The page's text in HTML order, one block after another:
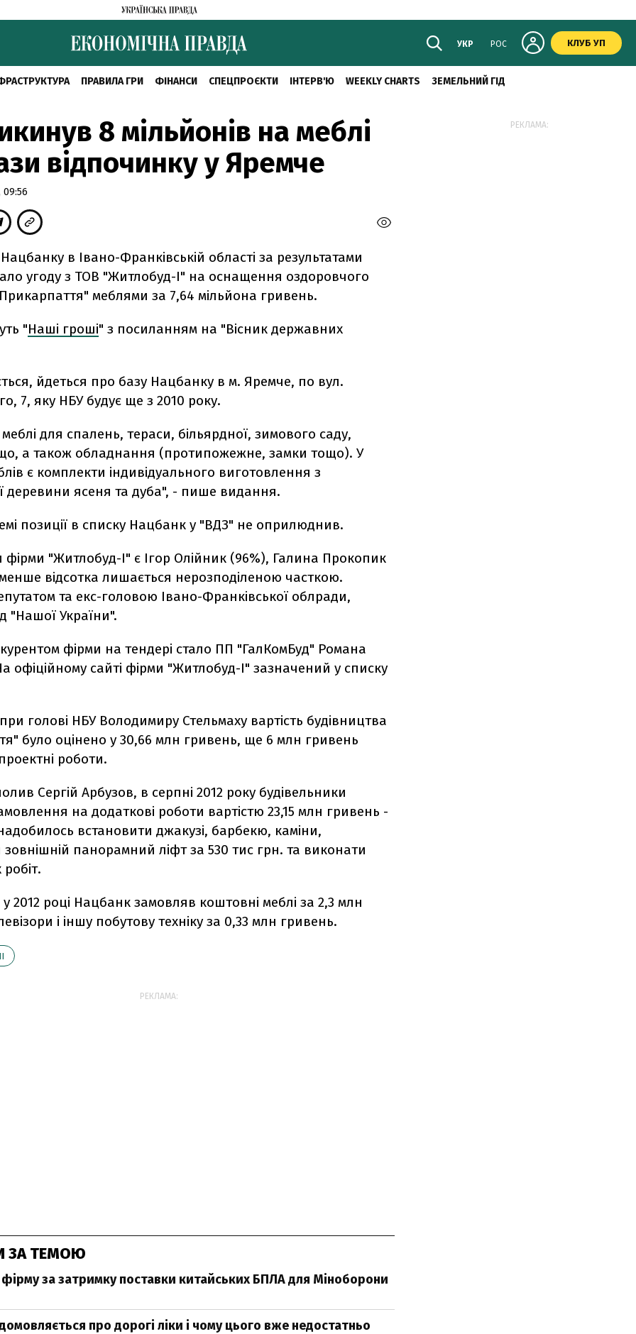
УКР РОС КЛУБ УП
ПРАВИЛА ГРИ ФІНАНСИ СПЕЦПРОЄКТИ ІНТЕРВ'Ю WEEKLY CHARTS ЗЕМЕЛЬНИЙ ГІД
8 мільйонів на меблі
відпочинку у Яремче
в Івано-Франківській області за результатами
угоду з ТОВ "Житлобуд-І" на оснащення оздоровчого
меблями за 7,64 мільйона гривень.
"Наші гроші" з посиланням на "Вісник державних
йдеться про базу Нацбанку в м. Яремче, по вул.
7, яку НБУ будує ще з 2010 року.
для спалень, тераси, більярдної, зимового саду,
а також обладнання (протипожежне, замки тощо). У
є комплекти індивідуального виготовлення з
деревини ясеня та дуба", - пише видання.
позиції в списку Нацбанк у "ВДЗ" не оприлюднив.
"Житлобуд-І" є Ігор Олійник (96%), Галина Прокопик
відсотка лишається нерозподіленою часткою.
та екс-головою Івано-Франківської облради,
"Нашої України".
фірми на тендері стало ПП "ГалКомБуд" Романа
офіційному сайті фірми "Житлобуд-І" зазначений у списку
голові НБУ Володимиру Стельмаху вартість будівництва
було оцінено у 30,66 млн гривень, ще 6 млн гривень
роботи.
Сергій Арбузов, в серпні 2012 року будівельники
на додаткові роботи вартістю 23,15 млн гривень -
встановити джакузі, барбекю, каміни,
панорамний ліфт за 530 тис грн. та виконати
2012 році Нацбанк замовляв коштовні меблі за 2,3 млн
і іншу побутову техніку за 0,33 млн гривень.
РЕКЛАМА:
ЗА ТЕМОЮ
за затримку поставки китайських БПЛА для Міноборони
про дорогі ліки і чому цього вже недостатньо
РЕКЛАМА: